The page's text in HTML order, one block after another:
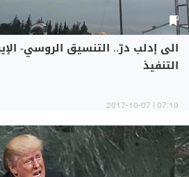
الى إدلب درّ.. التنسيق الروسي-
التنفيذ
07:19 | 2017-10-07